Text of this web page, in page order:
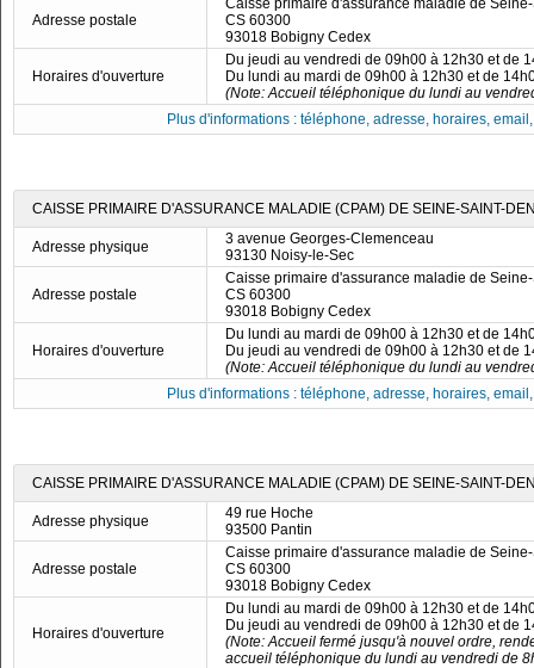
Adresse postale
Caisse primaire d'assurance maladie de
CS 60300
93018 Bobigny Cedex
Horaires d'ouverture
Du jeudi au vendredi de 09h00 à 12h30 et de
Du lundi au mardi de 09h00 à 12h30 et de
(Note: Accueil téléphonique du lundi au
Plus d'informations : téléphone, adresse, horaires,
CAISSE PRIMAIRE D'ASSURANCE MALADIE (CPAM) DE SEINE-SAINT-
Adresse physique
3 avenue Georges-Clemenceau
93130 Noisy-le-Sec
Adresse postale
Caisse primaire d'assurance maladie de
CS 60300
93018 Bobigny Cedex
Horaires d'ouverture
Du lundi au mardi de 09h00 à 12h30 et de
Du jeudi au vendredi de 09h00 à 12h30 et de
(Note: Accueil téléphonique du lundi au
Plus d'informations : téléphone, adresse, horaires,
CAISSE PRIMAIRE D'ASSURANCE MALADIE (CPAM) DE SEINE-SAINT-
Adresse physique
49 rue Hoche
93500 Pantin
Adresse postale
Caisse primaire d'assurance maladie de
CS 60300
93018 Bobigny Cedex
Horaires d'ouverture
Du lundi au mardi de 09h00 à 12h30 et de
Du jeudi au vendredi de 09h00 à 12h30 et de
(Note: Accueil fermé jusqu'à nouvel ordre,
accueil téléphonique du lundi au vendredi de